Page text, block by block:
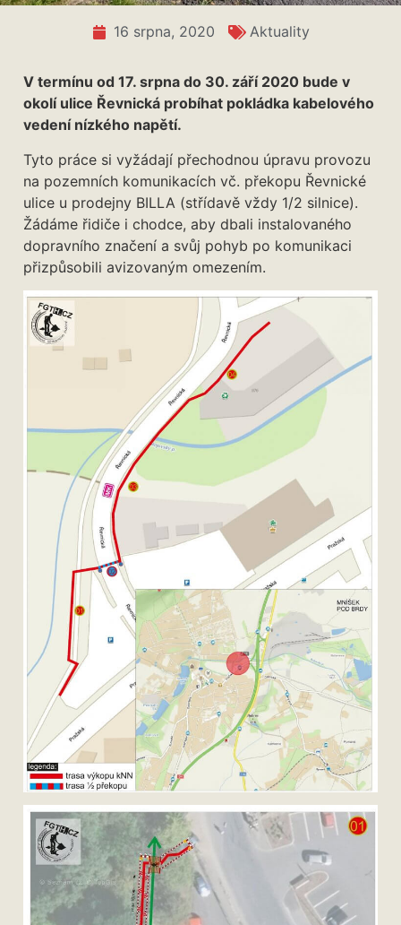
16 srpna, 2020 Aktuality
V termínu od 17. srpna do 30. září 2020 bude v
okolí ulice Řevnická probíhat pokládka kabelového
vedení nízkého napětí.
Tyto práce si vyžádají přechodnou úpravu provozu
na pozemních komunikacích vč. překopu Řevnické
ulice u prodejny BILLA (střídavě vždy 1/2 silnice).
Žádáme řidiče i chodce, aby dbali instalovaného
dopravního značení a svůj pohyb po komunikaci
přizpůsobili avizovaným omezením.